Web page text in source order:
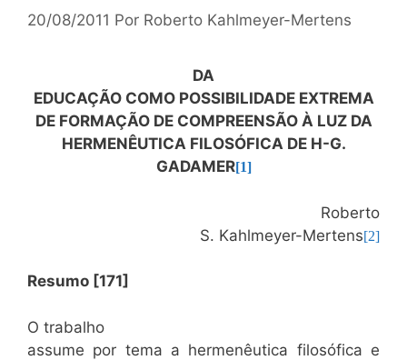
20/08/2011 Por Roberto Kahlmeyer-Mertens
DA
EDUCAÇÃO COMO POSSIBILIDADE EXTREMA
DE FORMAÇÃO DE COMPREENSÃO À LUZ DA
HERMENÊUTICA FILOSÓFICA DE H-G.
GADAMER[1]
Roberto
S. Kahlmeyer-Mertens[2]
Resumo [171]
O trabalho
assume por tema a hermenêutica filosófica e